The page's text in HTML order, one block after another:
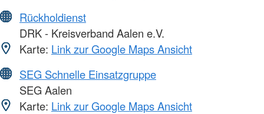
Rückholdienst
DRK - Kreisverband Aalen e.V.
Karte: Link zur Google Maps Ansicht
SEG Schnelle Einsatzgruppe
SEG Aalen
Karte: Link zur Google Maps Ansicht